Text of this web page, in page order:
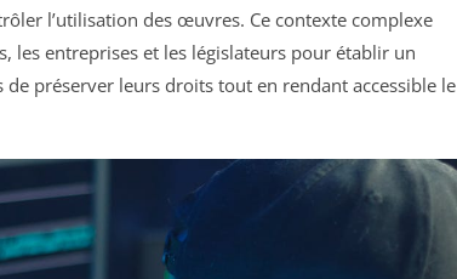
l’utilisation des œuvres. Ce contexte complexe
les entreprises et les législateurs pour établir un
préserver leurs droits tout en rendant accessible le